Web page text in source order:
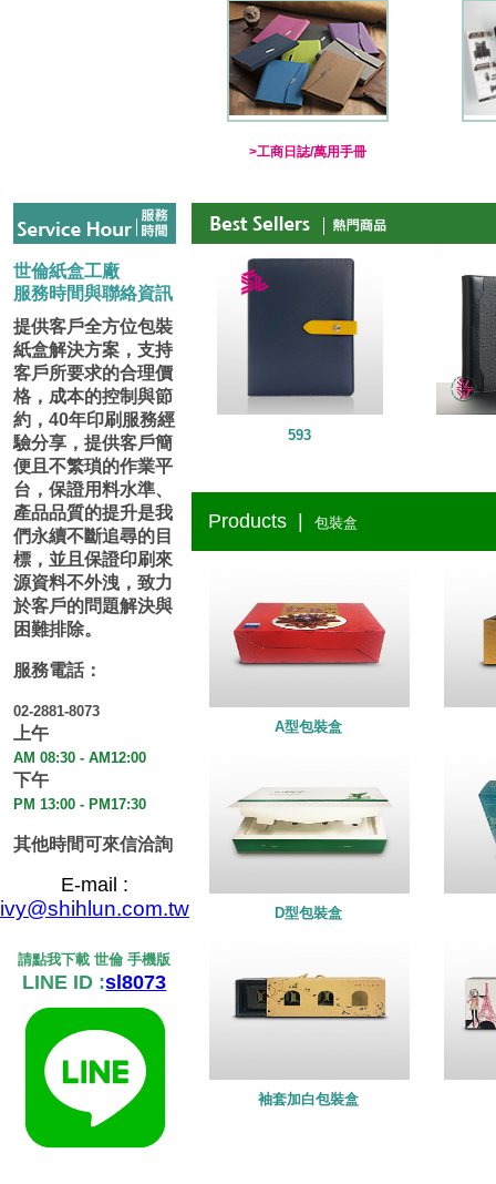
>工商日誌/萬用手冊
世倫紙盒工廠
服務時間與聯絡資訊
提供客戶全方位包裝
紙盒解決方案，支持
客戶所要求的合理價
格，成本的控制與節
約，40年印刷服務經
驗分享，提供客戶簡
便且不繁瑣的作業平
台，保證用料水準、
產品品質的提升是我
們永續不斷追尋的目
標，並且保證印刷來
源資料不外洩，致力
於客戶的問題解決與
困難排除。
服務電話：
02-2881-8073
上午
AM 08:30 - AM12:00
下午
PM 13:00 - PM17:30
其他時間可來信洽詢
E-mail :
ivy@shihlun.com.tw
請點我下載 世倫 手機版
LINE ID :sl8073
593
Products | 包裝盒
A型包裝盒
D型包裝盒
袖套加白包裝盒